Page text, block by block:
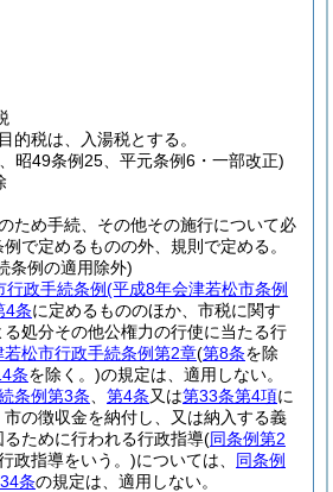
的税は、入湯税とする。
昭49条例25、平元条例6・一部改正)
ため手続、その他その施行について必
で定めるものの外、規則で定める。
条例の適用除外)
行政手続条例(平成8年会津若松市条例
4条に定めるもののほか、市税に関す
処分その他公権力の行使に当たる行
若松市行政手続条例第2章(第8条を除
条を除く。)の規定は、適用しない。
条例第3条 第4条又は第33条第4項に
の徴収金を納付し、又は納入する義
ために行われる行政指導(同条例第2
政指導をいう。)については、 同条例
条の規定は、適用しない。